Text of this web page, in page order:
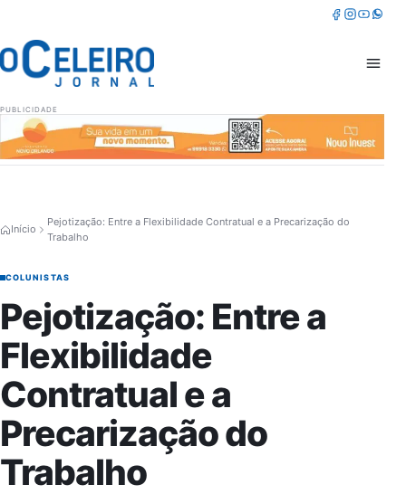
Facebook
Instagram
Youtube
PUBLICIDADE
Abrir
Início
Pejotização: Entre a Flexibilidade Contratual e a Precarização do
Trabalho
COLUNISTAS
Pejotização: Entre a
Flexibilidade
Contratual e a
Precarização do
Trabalho